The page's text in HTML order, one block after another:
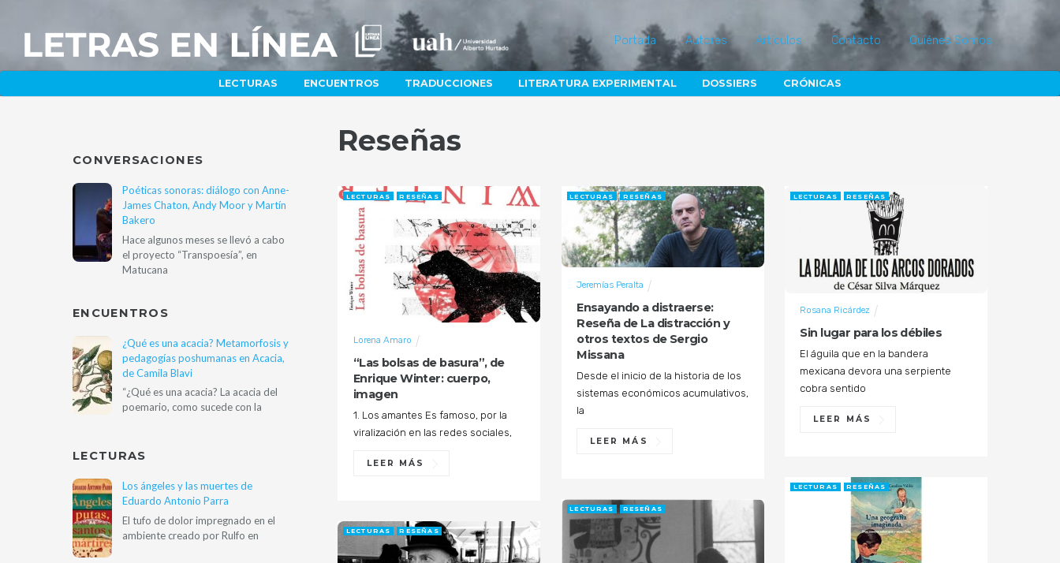
Portada Autores Artículos Contacto Quiénes Somos
LECTURAS ENCUENTROS TRADUCCIONES LITERATURA EXPERIMENTAL DOSSIERS CRÓNICAS
Reseñas
“Las bolsas de basura”, de
Enrique Winter: cuerpo,
imagen
Lorena Amaro
LECTURAS RESEÑAS
1. Los amantes Es famoso, por la
viralización en las redes sociales,
LEER MÁS
Ensayando a distraerse:
Reseña de La distracción y
otros textos de Sergio
Missana
Jeremías Peralta
LECTURAS RESEÑAS
Desde el inicio de la historia de los
sistemas económicos acumulativos,
la
LEER MÁS
Sin lugar para los débiles
Rosana Ricárdez
LECTURAS RESEÑAS
El águila que en la bandera
mexicana devora una serpiente
cobra sentido
LEER MÁS
LECTURAS RESEÑAS
LECTURAS RESEÑAS
LECTURAS RESEÑAS
CONVERSACIONES
Poéticas sonoras: diálogo con Anne-
James Chaton, Andy Moor y Martín
Bakero
Hace algunos meses se llevó a cabo
el proyecto “Transpoesía”, en
Matucana
ENCUENTROS
¿Qué es una acacia? Metamorfosis y
pedagogías poshumanas en Acacia,
de Camila Blavi
“¿Qué es una acacia? La acacia del
poemario, como sucede con la
LECTURAS
Los ángeles y las muertes de
Eduardo Antonio Parra
El tufo de dolor impregnado en el
ambiente creado por Rulfo en